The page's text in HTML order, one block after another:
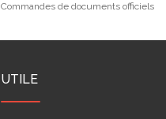
Commandes de documents officiels
UTILE